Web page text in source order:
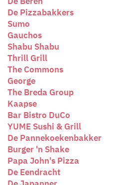
De Pizzabakkers
Sumo
Gauchos
Shabu Shabu
Thrill Grill
The Commons
George
The Breda Group
Kaapse
Bar Bistro DuCo
YUME Sushi & Grill
De Pannekoekenbakker
Burger 'n Shake
Papa John's Pizza
De Eendracht